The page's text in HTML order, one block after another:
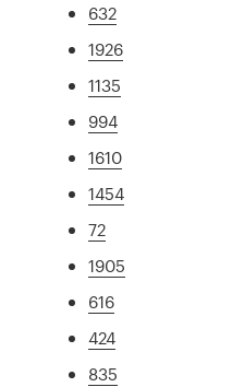
632
1926
1135
994
1610
1454
72
1905
616
424
835